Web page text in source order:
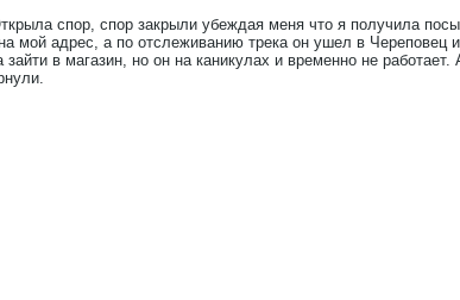
спор, спор закрыли убеждая меня что я получила
мой адрес, а по отслеживанию трека он ушел в Череповец
в магазин, но он на каникулах и временно не работает.